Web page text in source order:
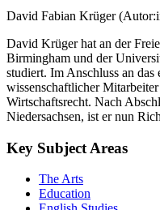
David Fabian Krüger
David Krüger hat an der
Birmingham und der
studiert. Im Anschluss an das
wissenschaftlicher
Wirtschaftsrecht. Nach
Niedersachsen, ist er nun
Key Subject Areas
The Arts
Education